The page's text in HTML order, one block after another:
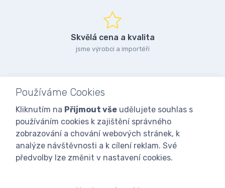
Skvělá cena a kvalita
jsme výrobci a importéři
Používáme Cookies
Kliknutím na Přijmout vše udělujete souhlas s
používáním cookies k zajištění správného
zobrazování a chování webových stránek, k
analýze návštěvnosti a k cílení reklam. Své
předvolby lze změnit v nastavení cookies.